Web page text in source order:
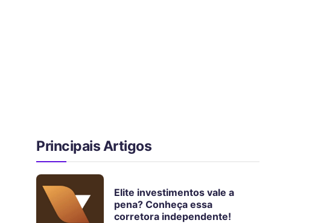
Principais Artigos
Elite investimentos vale a
pena? Conheça essa
corretora independente!